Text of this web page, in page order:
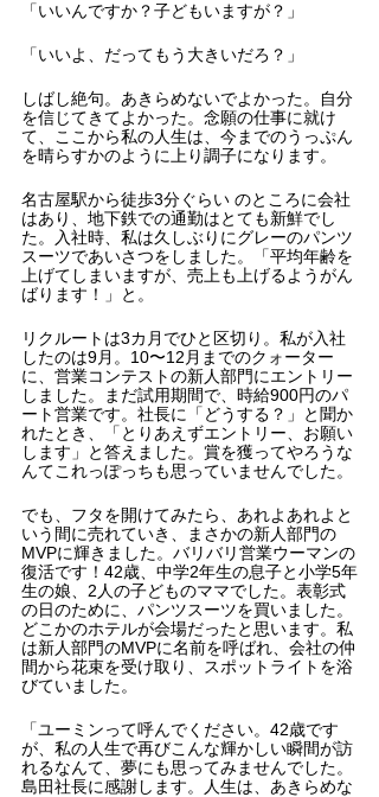
「いいんですか？子どもいますが？」
「いいよ、だってもう大きいだろ？」
しばし絶句。あきらめないでよかった。自分
を信じてきてよかった。念願の仕事に就け
て、ここから私の人生は、今までのうっぷん
を晴らすかのように上り調子になります。
名古屋駅から徒歩3分ぐらい のところに会社
はあり、地下鉄での通勤はとても新鮮でし
た。入社時、私は久しぶりにグレーのパンツ
スーツであいさつをしました。「平均年齢を
上げてしまいますが、売上も上げるようがん
ばります！」と。
リクルートは3カ月でひと区切り。私が入社
したのは9月。10〜12月までのクォーター
に、営業コンテストの新人部門にエントリー
しました。まだ試用期間で、時給900円のパ
ート営業です。社長に「どうする？」と聞か
れたとき、「とりあえずエントリー、お願い
します」と答えました。賞を獲ってやろうな
んてこれっぽっちも思っていませんでした。
でも、フタを開けてみたら、あれよあれよと
いう間に売れていき、まさかの新人部門の
MVPに輝きました。バリバリ営業ウーマンの
復活です！42歳、中学2年生の息子と小学5年
生の娘、2人の子どものママでした。表彰式
の日のために、パンツスーツを買いました。
どこかのホテルが会場だったと思います。私
は新人部門のMVPに名前を呼ばれ、会社の仲
間から花束を受け取り、スポットライトを浴
びていました。
「ユーミンって呼んでください。42歳です
が、私の人生で再びこんな輝かしい瞬間が訪
れるなんて、夢にも思ってみませんでした。
島田社長に感謝します。人生は、あきらめな